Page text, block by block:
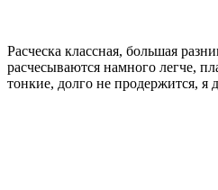
Расческа классная, большая
расчесываются намного легче,
тонкие, долго не продержится, я